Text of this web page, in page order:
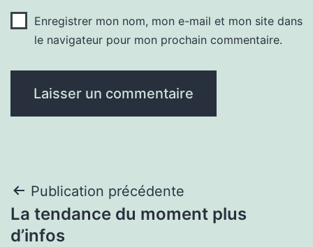
Enregistrer mon nom, mon e-mail et mon site dans
le navigateur pour mon prochain commentaire.
Navigation
de
Publication précédente
La tendance du moment plus
d’infos